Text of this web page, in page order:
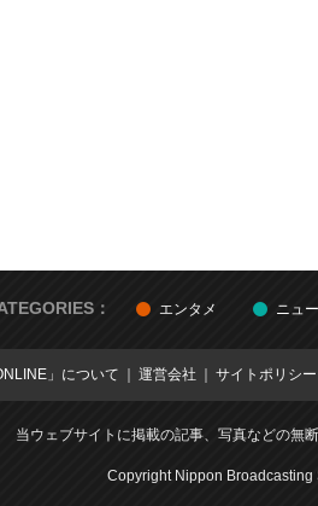
： エンタメ ニュ
」について 運営会社 サイトポリシー
当ウェブサイトに掲載の記事、写真などの無
Copyright Nippon Broadcasting